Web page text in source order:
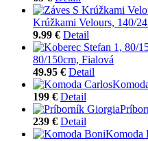
Krúžkami Velours, 140/
9.99 € Detail
80/150cm, Fialová
49.95 € Detail
199 € Detail
239 € Detail
Komoda